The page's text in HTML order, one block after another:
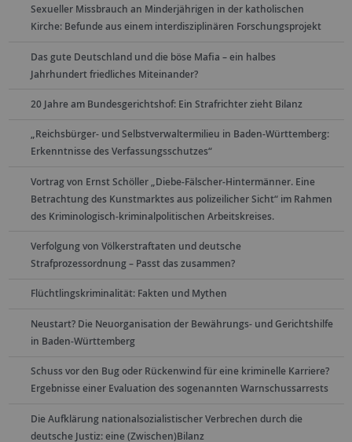
Sexueller Missbrauch an Minderjährigen in der katholischen
Kirche: Befunde aus einem interdisziplinären Forschungsprojekt
Das gute Deutschland und die böse Mafia – ein halbes
Jahrhundert friedliches Miteinander?
20 Jahre am Bundesgerichtshof: Ein Strafrichter zieht Bilanz
„Reichsbürger- und Selbstverwaltermilieu in Baden-Württemberg:
Erkenntnisse des Verfassungsschutzes“
Vortrag von Ernst Schöller „Diebe-Fälscher-Hintermänner. Eine
Betrachtung des Kunstmarktes aus polizeilicher Sicht“ im Rahmen
des Kriminologisch-kriminalpolitischen Arbeitskreises.
Verfolgung von Völkerstraftaten und deutsche
Strafprozessordnung – Passt das zusammen?
Flüchtlingskriminalität: Fakten und Mythen
Neustart? Die Neuorganisation der Bewährungs- und Gerichtshilfe
in Baden-Württemberg
Schuss vor den Bug oder Rückenwind für eine kriminelle Karriere?
Ergebnisse einer Evaluation des sogenannten Warnschussarrests
Die Aufklärung nationalsozialistischer Verbrechen durch die
deutsche Justiz: eine (Zwischen)Bilanz